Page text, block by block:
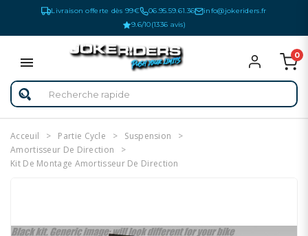
Livraison offerte dès 99€ 06.95.59.61.36
info@jokeriders.fr
9.6/10(1336 avis)
0
Acceuil Partie Cycle
Suspension
Amortisseur De Direction
Kit De Montage Amortisseur De Direction